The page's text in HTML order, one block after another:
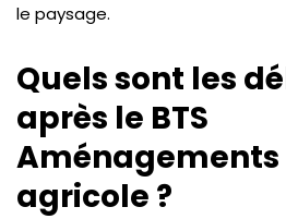
le paysage.
Quels sont les
après le BTS
agricole ?